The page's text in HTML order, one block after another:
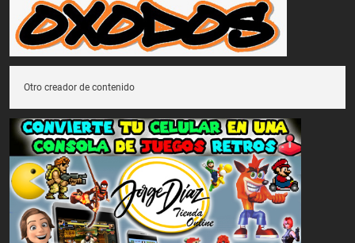
Otro creador de contenido